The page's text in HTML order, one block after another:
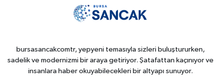
bursasancakcomtr, yepyeni temasıyla sizleri buluştururken,
sadelik ve modernizmi bir araya getiriyor. Şatafattan kaçınıyor ve
insanlara haber okuyabilecekleri bir altyapı sunuyor.